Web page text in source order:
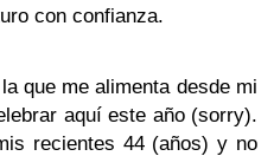
con confianza.
que me alimenta desde mi
aquí este año (sorry).
recientes 44 (años) y no